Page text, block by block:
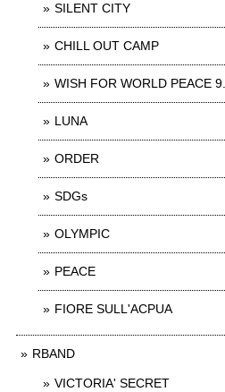
SILENT CITY
CHILL OUT CAMP
WISH FOR WORLD PEACE
LUNA
ORDER
SDGs
OLYMPIC
PEACE
FIORE SULL'ACPUA
RBAND
VICTORIA' SECRET